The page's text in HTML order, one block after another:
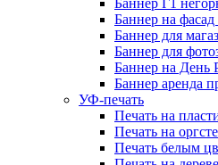
Баннер Г1
Баннер на фасад
Баннер для
Баннер для
Баннер на День
Баннер аренда
УФ-печать
Печать на
Печать на
Печать белым